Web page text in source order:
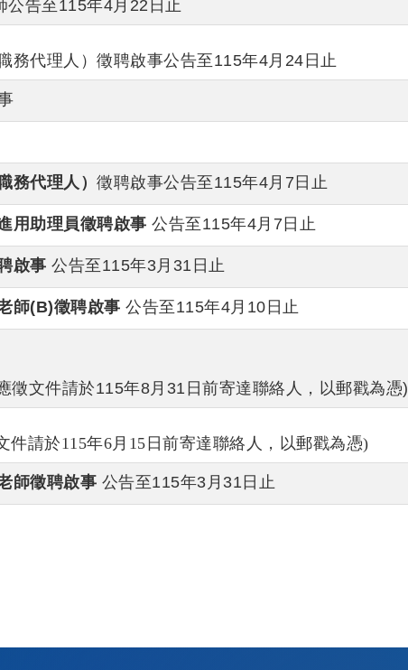
公告至115年4月22日止
務代理人）徵聘啟事公告至115年4月24日止
務代理人） 徵聘啟事公告至115年4月7日止
用助理員徵聘啟事 公告至115年4月7日止
啟事 公告至115年3月31日止
師(B)徵聘啟事 公告至115年4月10日止
徵文件請於115年8月31日前寄達聯絡人，以郵戳為憑)
請於115年6月15日前寄達聯絡人，以郵戳為憑)
師徵聘啟事 公告至115年3月31日止